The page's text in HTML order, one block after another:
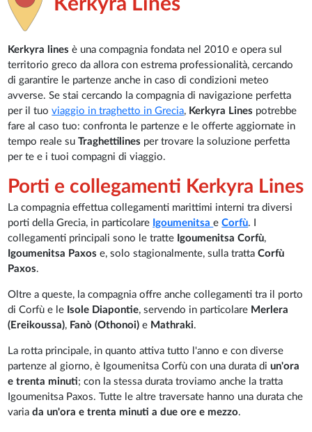
Kerkyra Lines
Kerkyra lines è una compagnia fondata nel 2010 e opera sul
territorio greco da allora con estrema professionalità, cercando
di garantire le partenze anche in caso di condizioni meteo
avverse. Se stai cercando la compagnia di navigazione perfetta
per il tuoviaggio in traghetto in Grecia, Kerkyra Lines potrebbe
fare al caso tuo: confronta le partenze e le offerte aggiornate in
tempo reale suTraghettilines per trovare la soluzione perfetta
per te e i tuoi compagni di viaggio.
Porti e collegamenti Kerkyra Lines
La compagnia effettua collegamenti marittimi interni tra diversi
porti della Grecia, in particolare IgoumenitsaeCorfù. I
collegamenti principali sono le tratte Igoumenitsa Corfù,
Igoumenitsa Paxos e, solo stagionalmente, sulla trattaCorfù
Paxos.
Oltre a queste, la compagnia offre anche collegamenti tra il porto
di Corfù e le Isole Diapontie, servendo in particolare Merlera
(Ereikoussa), Fanò (Othonoi)e Mathraki.
La rotta principale, in quanto attiva tutto l'anno e con diverse
partenze al giorno, è Igoumenitsa Corfù con una durata diun'ora
e trenta minuti; con la stessa durata troviamo anche la tratta
Igoumenitsa Paxos. Tutte le altre traversate hanno una durata che
variada un'ora e trenta minuti a due ore e mezzo.